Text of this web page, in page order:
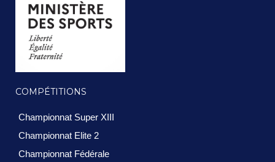
COMPÉTITIONS
Championnat Super XIII
Championnat Elite 2
Championnat Fédérale